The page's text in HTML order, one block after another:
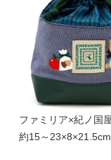
ファミリア×紀ノ国
約15～23×8×21.5cm